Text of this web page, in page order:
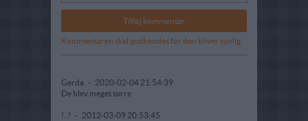
Kommentaren skal godkendes før den bliver synlig
Gerda - 2020-02-04 21:54:39
De blev meget tørre
!..! - 2012-03-09 20:53:45